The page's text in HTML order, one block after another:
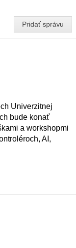
Pridať správu
Univerzitnej
bude konať
a workshopmi
AI,